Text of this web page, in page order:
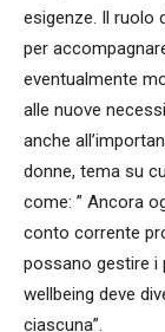
esigenze. Il ruolo
per
eventualmente
alle nuove
anche
donne, tema su
come: ” Ancora
conto corrente
possano gestire i
wellbeing deve
ciascuna”.